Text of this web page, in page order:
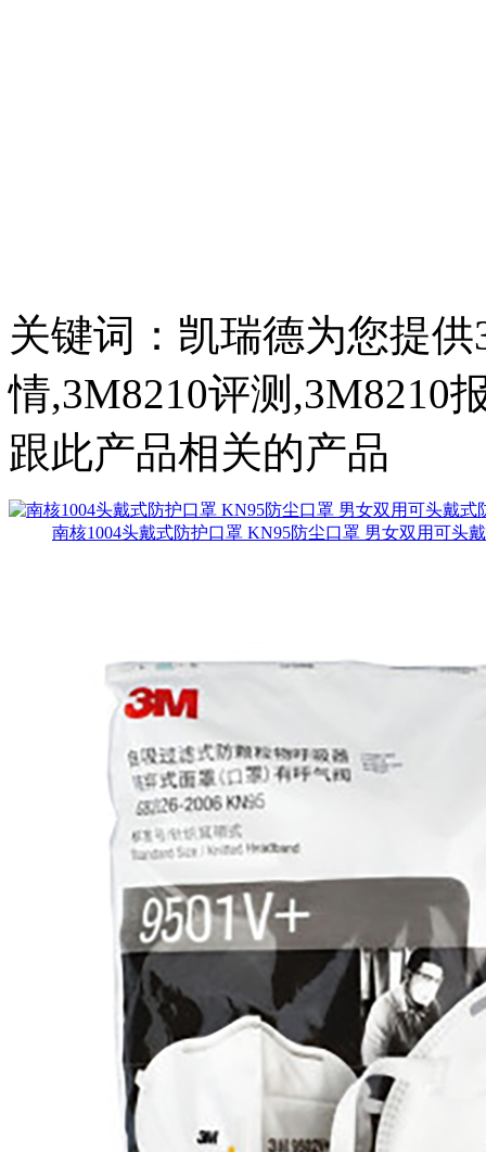
关键词：凯瑞德为您提
情,3M8210评测,3M8210
跟此产品相关的产品
南核1004头戴式防护口罩 KN95防尘口罩 男女双用可头